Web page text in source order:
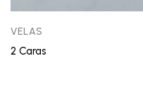
VELAS
2 Caras